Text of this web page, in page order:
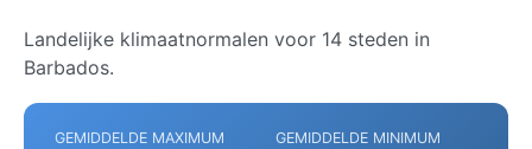
Landelijke klimaatnormalen voor 14 steden in
Barbados.
GEMIDDELDE MAXIMUM GEMIDDELDE MINIMUM